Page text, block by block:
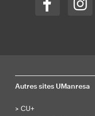
Autres sites UManresa
> CU+